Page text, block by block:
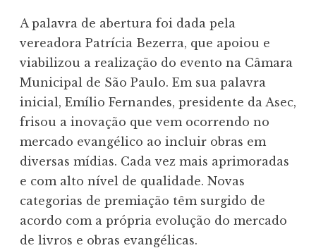
A palavra de abertura foi dada pela
vereadora Patrícia Bezerra, que apoiou e
viabilizou a realização do evento na Câmara
Municipal de São Paulo. Em sua palavra
inicial, Emílio Fernandes, presidente da Asec,
frisou a inovação que vem ocorrendo no
mercado evangélico ao incluir obras em
diversas mídias. Cada vez mais aprimoradas
e com alto nível de qualidade. Novas
categorias de premiação têm surgido de
acordo com a própria evolução do mercado
de livros e obras evangélicas.